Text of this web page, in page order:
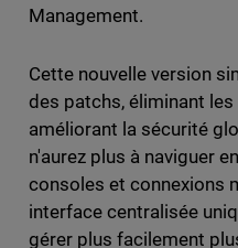
Management.
Cette nouvelle version
des patchs, éliminant
améliorant la sécurité
n'aurez plus à naviguer
consoles et connexions
interface centralisée
gérer plus facilement